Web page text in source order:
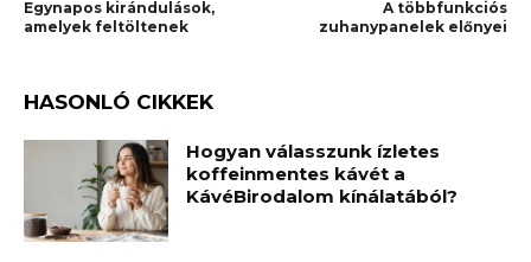
Egynapos kirándulások,
amelyek feltöltenek
A többfunkciós
zuhanypanelek előnyei
HASONLÓ CIKKEK
Hogyan válasszunk ízletes
koffeinmentes kávét a
KávéBirodalom kínálatából?